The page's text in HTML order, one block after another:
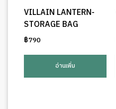
VILLAIN LANTERN-
STORAGE BAG
฿790
อ่านเพิ่ม